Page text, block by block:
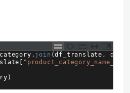
. join (df_translate ,
)